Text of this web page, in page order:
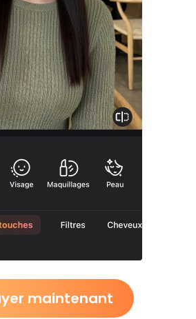
maintenant